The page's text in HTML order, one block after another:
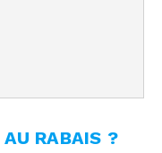
AU RABAIS ?